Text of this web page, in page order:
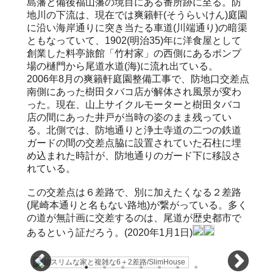
地川の下流は、現在では爽籟軒(そうらいけん)庭園
に沿い海岸通りに突き当たる車道(川端通り)の暗渠
ともなっていて、1902(明治35)年に洋食屋として
創業した料亭旅館「竹村家」の西側にあるポンプ
場の樋門から尾道水道(海)に流れ出ている。
2006年8月の爽籟軒庭園整備工事で、防地口交差点
南側にあった樹田タバコ店が解体され風景が変わ
った。現在、山上サイクルモーターと樹田タバコ
店の間にあった井戸が当時の姿のまま残ってい
る。北側では、防地通りと浄土寺道の二つの鉄道
ガードの間の交差点脇に設置されていた石柱に埋
め込まれた時計が、防地通りのガード下に移設さ
れている。
この交差点は６差路で、別に加えたくなる２差路
(尾崎本通りと名もない路地)が繋がっている。多く
の道が無計画に交差するのは、尾道が歴史都市で
あるという証だろう。(2020年1月1日)